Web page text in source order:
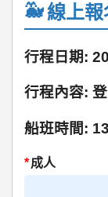
線上報
行程日期:
行程內容:
船班時間:
*成人